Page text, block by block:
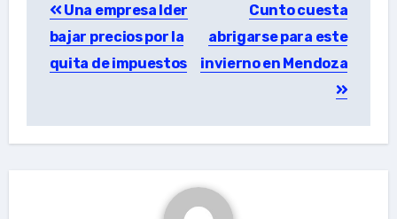
navigation
Una empresa lder
bajar precios por la
quita de impuestos
Cunto cuesta
abrigarse para este
invierno en Mendoza